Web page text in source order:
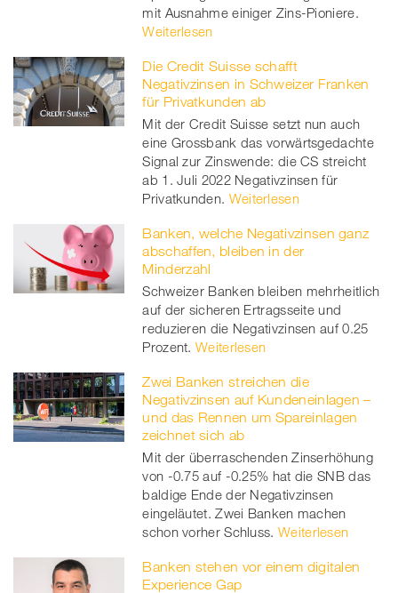
mit Ausnahme einiger Zins-Pioniere.
Weiterlesen
Die Credit Suisse schafft
Negativzinsen in Schweizer Franken
für Privatkunden ab
Mit der Credit Suisse setzt nun auch
eine Grossbank das vorwärtsgedachte
Signal zur Zinswende: die CS streicht
ab 1. Juli 2022 Negativzinsen für
Privatkunden. Weiterlesen
Banken, welche Negativzinsen ganz
abschaffen, bleiben in der
Minderzahl
Schweizer Banken bleiben mehrheitlich
auf der sicheren Ertragsseite und
reduzieren die Negativzinsen auf 0.25
Prozent.Weiterlesen
Zwei Banken streichen die
Negativzinsen auf Kundeneinlagen –
und das Rennen um Spareinlagen
zeichnet sich ab
Mit der überraschenden Zinserhöhung
von -0.75 auf -0.25% hat die SNB das
baldige Ende der Negativzinsen
eingeläutet. Zwei Banken machen
schon vorher Schluss. Weiterlesen
Banken stehen vor einem digitalen
Experience Gap